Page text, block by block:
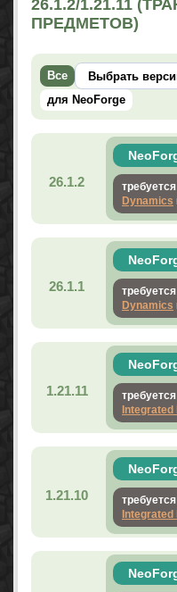
26.1.2/1.21.11
ПРЕДМЕТОВ)
Все
для NeoForge
26.1.2
Dynamics
26.1.1
Dynamics
1.21.11
1.21.10